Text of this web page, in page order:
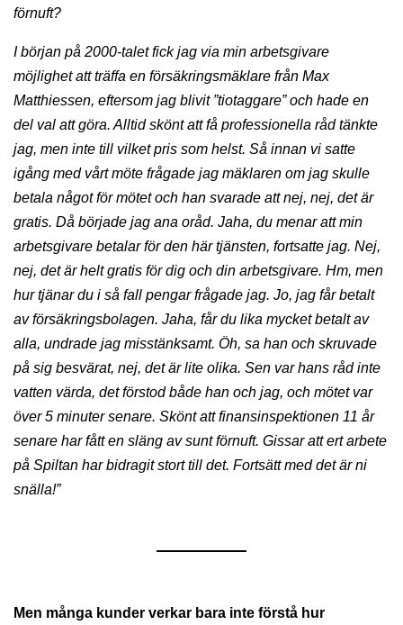
förnuft?
I början på 2000-talet fick jag via min arbetsgivare
möjlighet att träffa en försäkringsmäklare från Max
Matthiessen, eftersom jag blivit ”tiotaggare” och hade en
del val att göra. Alltid skönt att få professionella råd tänkte
jag, men inte till vilket pris som helst. Så innan vi satte
igång med vårt möte frågade jag mäklaren om jag skulle
betala något för mötet och han svarade att nej, nej, det är
gratis. Då började jag ana oråd. Jaha, du menar att min
arbetsgivare betalar för den här tjänsten, fortsatte jag. Nej,
nej, det är helt gratis för dig och din arbetsgivare. Hm, men
hur tjänar du i så fall pengar frågade jag. Jo, jag får betalt
av försäkringsbolagen. Jaha, får du lika mycket betalt av
alla, undrade jag misstänksamt. Öh, sa han och skruvade
på sig besvärat, nej, det är lite olika. Sen var hans råd inte
vatten värda, det förstod både han och jag, och mötet var
över 5 minuter senare. Skönt att finansinspektionen 11 år
senare har fått en släng av sunt förnuft. Gissar att ert arbete
på Spiltan har bidragit stort till det. Fortsätt med det är ni
snälla!”
Men många kunder verkar bara inte förstå hur